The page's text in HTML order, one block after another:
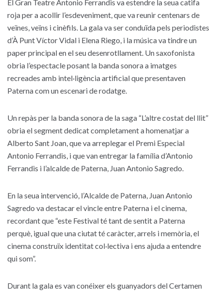
El Gran Teatre Antonio Ferrandis va estendre la seua catifa
roja per a acollir l’esdeveniment, que va reunir centenars de
veïnes, veïns i cinèfils. La gala va ser conduïda pels periodistes
d’À Punt Víctor Vidal i Elena Riego, i la música va tindre un
paper principal en el seu desenrotllament. Un saxofonista
obria l’espectacle posant la banda sonora a imatges
recreades amb intel·ligència artificial que presentaven
Paterna com un escenari de rodatge.
Un repàs per la banda sonora de la saga “L’altre costat del llit”
obria el segment dedicat completament a homenatjar a
Alberto Sant Joan, que va arreplegar el Premi Especial
Antonio Ferrandis, i que van entregar la família d’Antonio
Ferrandis i l’alcalde de Paterna, Juan Antonio Sagredo.
En la seua intervenció, l’Alcalde de Paterna, Juan Antonio
Sagredo va destacar el vincle entre Paterna i el cinema,
recordant que “este Festival té tant de sentit a Paterna
perquè, igual que una ciutat té caràcter, arrels i memòria, el
cinema construïx identitat col·lectiva i ens ajuda a entendre
qui som”.
Durant la gala es van conéixer els guanyadors del Certamen